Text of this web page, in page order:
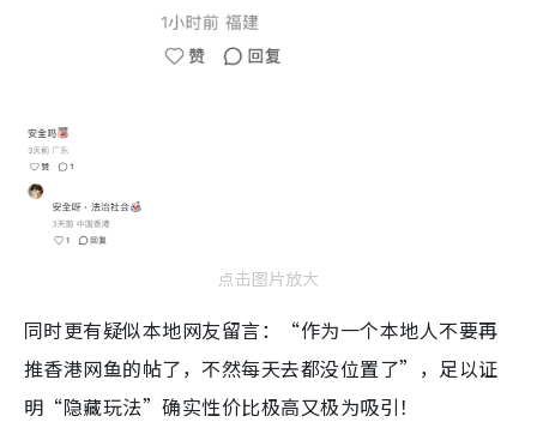
点击图片放大
同时更有疑似本地网友留言：“作为一个本地人不要再
推香港网鱼的帖了，不然每天去都没位置了”，足以证
明“隐藏玩法”确实性价比极高又极为吸引！